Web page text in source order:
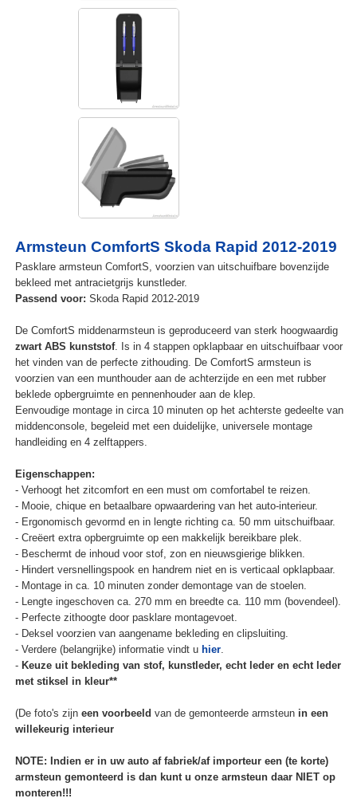
Armsteun ComfortS Skoda Rapid 2012-2019
Pasklare armsteun ComfortS, voorzien van uitschuifbare bovenzijde
bekleed met antracietgrijs kunstleder.
Passend voor: Skoda Rapid 2012-2019
De ComfortS middenarmsteun is geproduceerd van sterk hoogwaardig
zwart ABS kunststof. Is in 4 stappen opklapbaar en uitschuifbaar voor
het vinden van de perfecte zithouding. De ComfortS armsteun is
voorzien van een munthouder aan de achterzijde en een met rubber
beklede opbergruimte en pennenhouder aan de klep.
Eenvoudige montage in circa 10 minuten op het achterste gedeelte van
middenconsole, begeleid met een duidelijke, universele montage
handleiding en 4 zelftappers.
Eigenschappen:
- Verhoogt het zitcomfort en een must om comfortabel te reizen.
- Mooie, chique en betaalbare opwaardering van het auto-interieur.
- Ergonomisch gevormd en in lengte richting ca. 50 mm uitschuifbaar.
- Creëert extra opbergruimte op een makkelijk bereikbare plek.
- Beschermt de inhoud voor stof, zon en nieuwsgierige blikken.
- Hindert versnellingspook en handrem niet en is verticaal opklapbaar.
- Montage in ca. 10 minuten zonder demontage van de stoelen.
- Lengte ingeschoven ca. 270 mm en breedte ca. 110 mm (bovendeel).
- Perfecte zithoogte door pasklare montagevoet.
- Deksel voorzien van aangename bekleding en clipsluiting.
- Verdere (belangrijke) informatie vindt u hier.
- Keuze uit bekleding van stof, kunstleder, echt leder en echt leder
met stiksel in kleur**
(De foto's zijn een voorbeeld van de gemonteerde armsteun in een
willekeurig interieur
NOTE: Indien er in uw auto af fabriek/af importeur een (te korte)
armsteun gemonteerd is dan kunt u onze armsteun daar NIET op
monteren!!!